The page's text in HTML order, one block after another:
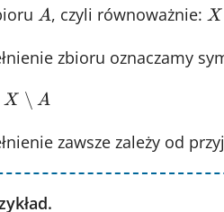
A
A, czyli równoważnie: X
A
X
zbioru oznaczamy
X ∖ A
zawsze zależy od